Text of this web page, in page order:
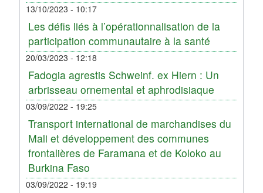
13/10/2023 - 10:17
Les défis liés à l’opérationnalisation de la
participation communautaire à la santé
20/03/2023 - 12:18
Fadogia agrestis Schweinf. ex Hiern : Un
arbrisseau ornemental et aphrodisiaque
03/09/2022 - 19:25
Transport international de marchandises du
Mali et développement des communes
frontalières de Faramana et de Koloko au
Burkina Faso
03/09/2022 - 19:19